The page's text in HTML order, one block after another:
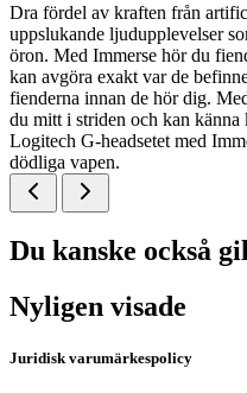
Dra fördel av kraften från
uppslukande ljudupplevelser
öron. Med Immerse hör du
kan avgöra exakt var de
fienderna innan de hör dig.
du mitt i striden och kan
Logitech G-headsetet med
dödliga vapen.
Du kanske också
Nyligen visade
Juridisk varumärkespolicy